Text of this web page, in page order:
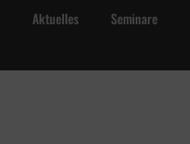
Aktuelles Seminare